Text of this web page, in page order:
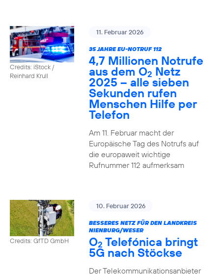
Credits: iStock /
Reinhard Krull
11. Februar 2026
35 JAHRE EU-NOTRUF 112
4,7 Millionen Notrufe
aus dem O2 Netz
2025 – alle sieben
Sekunden rufen
Menschen Hilfe per
Telefon
Am 11. Februar macht der
Europäische Tag des Notrufs auf
die europaweit wichtige
Rufnummer 112 aufmerksam
Credits: GfTD GmbH
10. Februar 2026
BESSERES NETZ FÜR DEN LANDKREIS
NIENBURG/WESER
O2 Telefónica bringt
5G nach Stöckse
Der Telekommunikationsanbieter